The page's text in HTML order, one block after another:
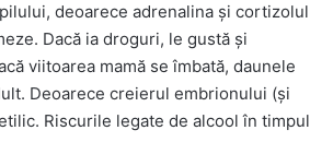
deoarece adrenalina și cortizolul
Dacă ia droguri, le gustă și
viitoarea mamă se îmbată, daunele
Deoarece creierul embrionului (și
Riscurile legate de alcool în timpul